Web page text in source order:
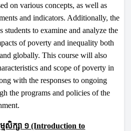
on various concepts, as well as
and indicators. Additionally, the
students to examine and analyze the
of poverty and inequality both
globally. This course will also
and scope of poverty in
with the responses to ongoing
the programs and policies of the
ម្មសិក្សា ១(Introduction to